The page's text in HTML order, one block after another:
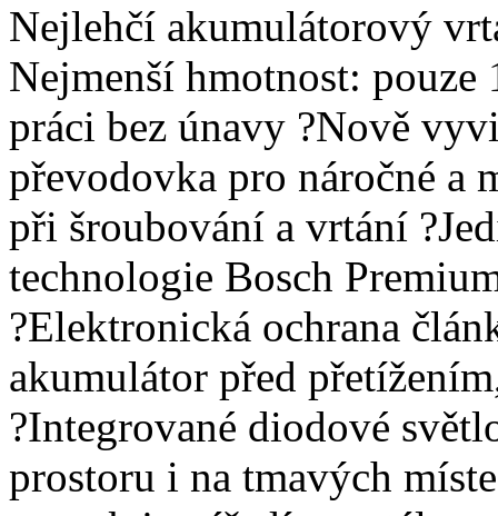
Nejlehčí akumulátorový
Nejmenší hmotnost:
práci bez únavy ?Nově
převodovka pro náročné a
při šroubování a vrtání
technologie Bosch
?Elektronická ochrana
akumulátor před
?Integrované diodové
prostoru i na tmavých